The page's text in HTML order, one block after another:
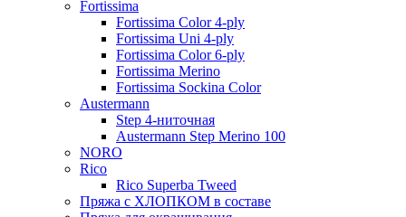
Fortissima
Fortissima Color 4-ply
Fortissima Uni 4-ply
Fortissima Color 6-ply
Fortissima Merino
Fortissima Sockina Color
Austermann
Step 4-ниточная
Austermann Step Merino 100
NORO
Rico
Rico Superba Tweed
Пряжа с ХЛОПКОМ в составе